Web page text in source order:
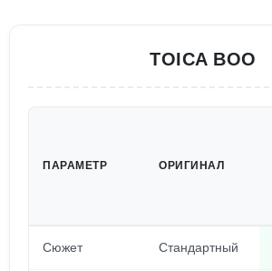
TOICA BOO
ПАРАМЕТР ОРИГИНАЛ
Сюжет Стандартный